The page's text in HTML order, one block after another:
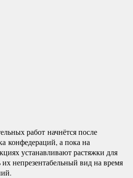
работ начнётся после
конфедераций, а пока на
устанавливают растяжки для
непрезентабельный вид на время